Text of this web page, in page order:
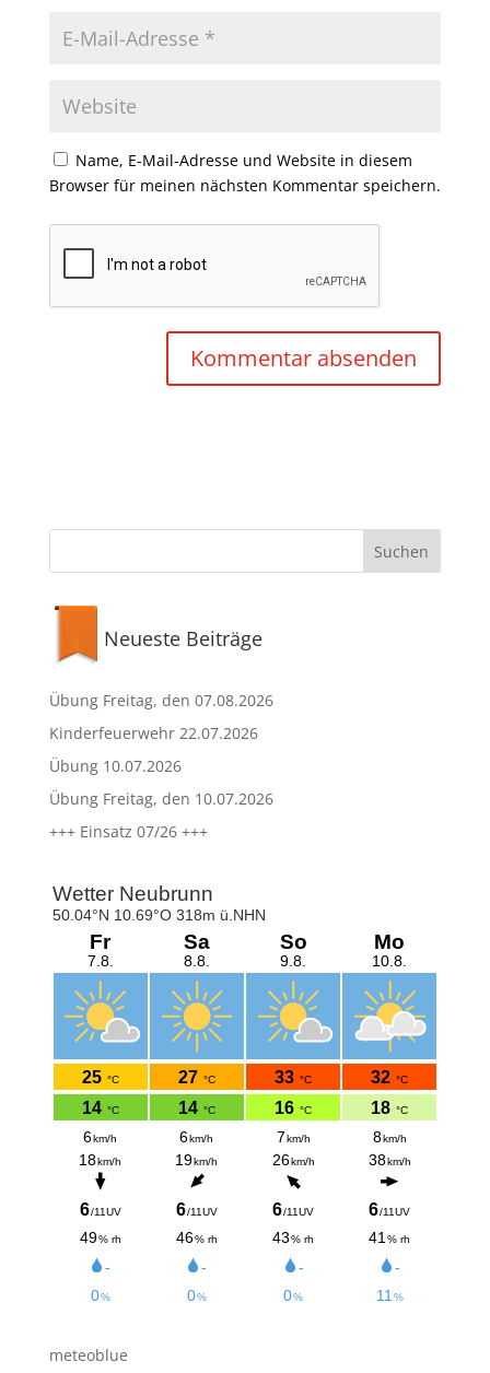
Name, E-Mail-Adresse und Website in diesem
Browser für meinen nächsten Kommentar speichern.
Neueste Beiträge
Übung Freitag, den 07.08.2026
Kinderfeuerwehr 22.07.2026
Übung 10.07.2026
Übung Freitag, den 10.07.2026
+++ Einsatz 07/26 +++
meteoblue